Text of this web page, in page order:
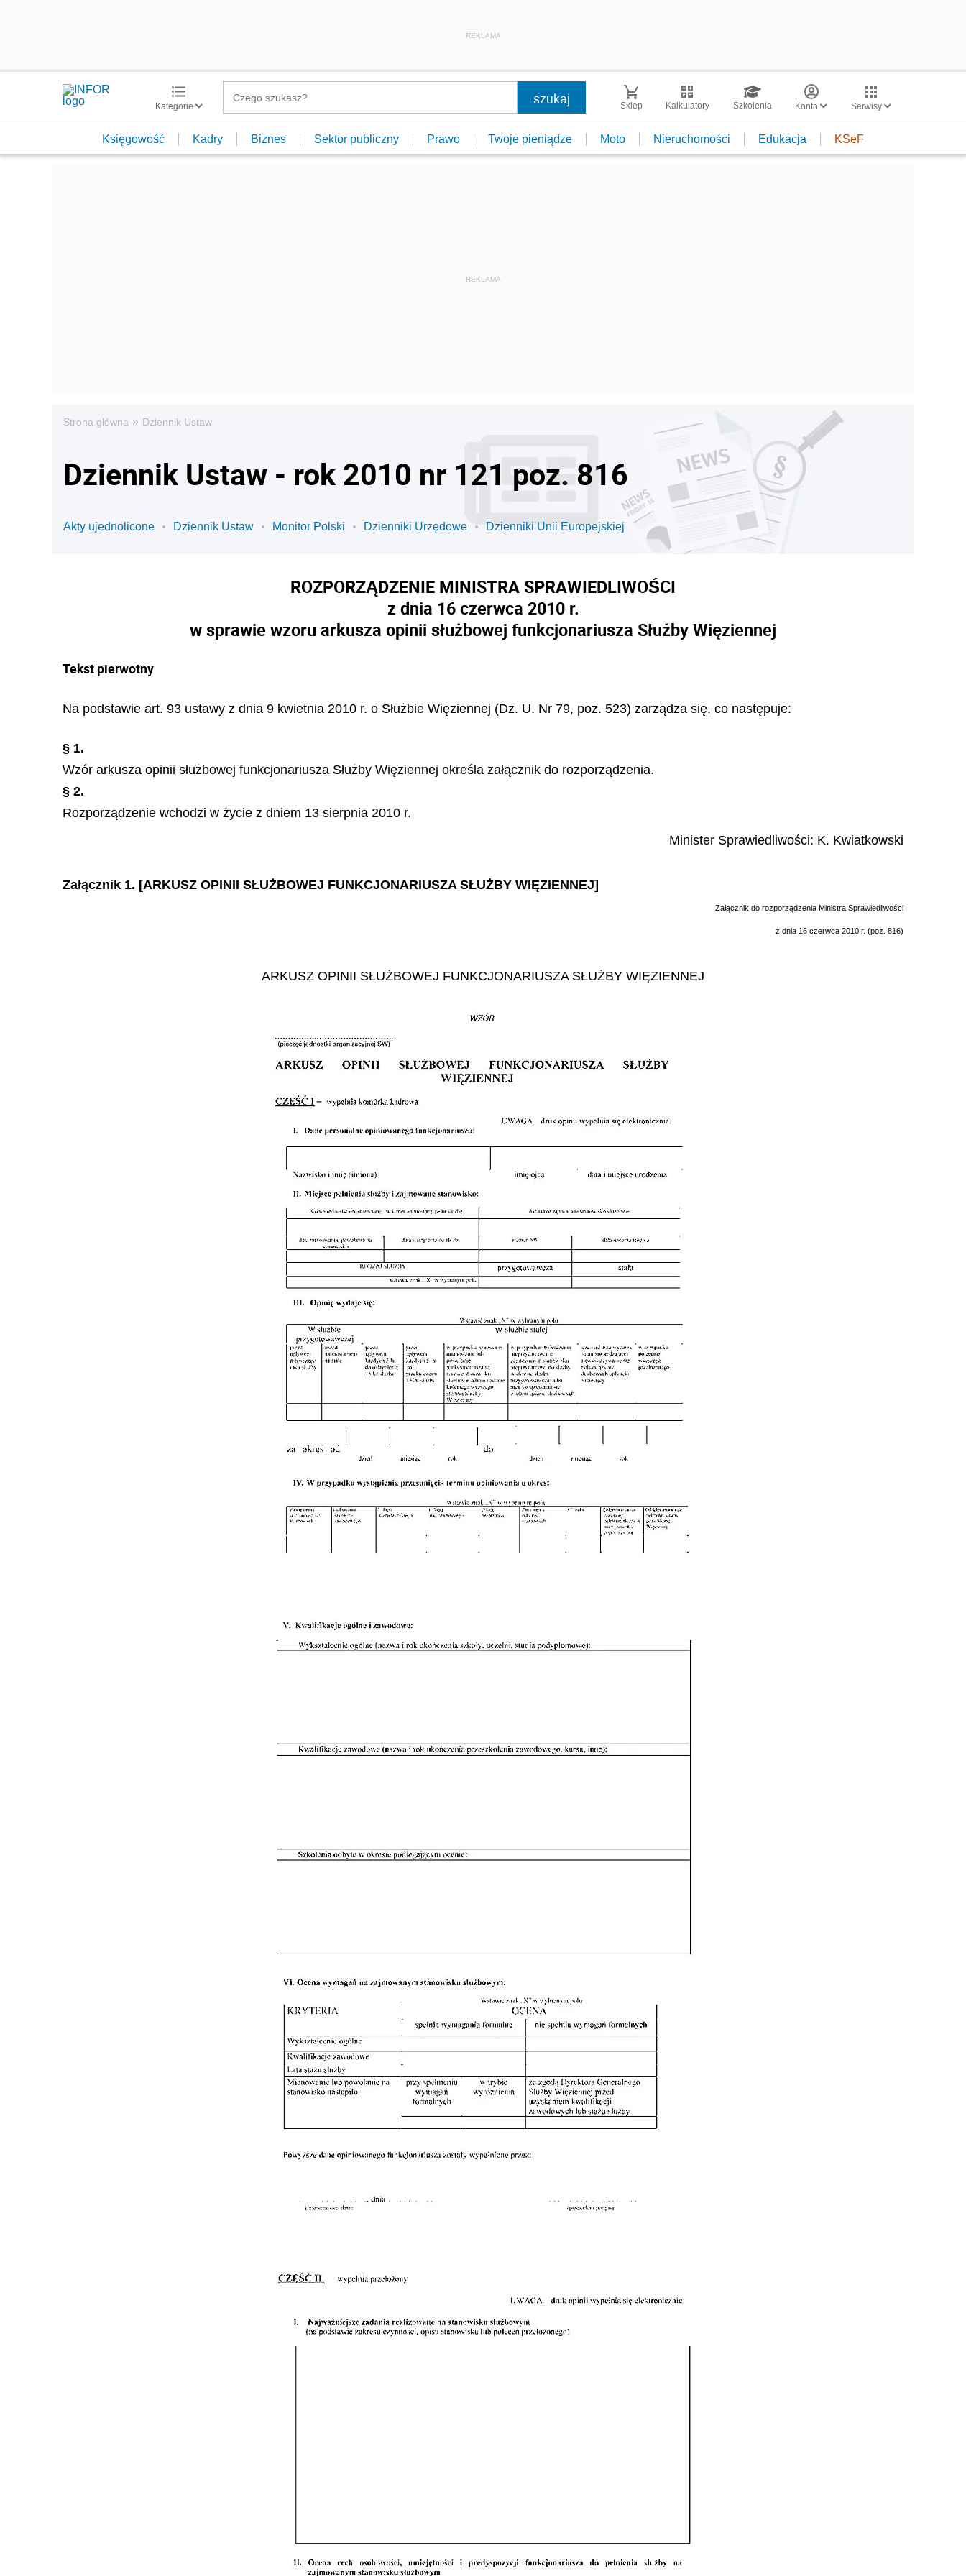
REKLAMA
Kategorie Sklep Kalkulatory Szkolenia Konto Serwisy
Księgowość Kadry Biznes Sektor publiczny Prawo Twoje pieniądze Moto Nieruchomości Edukacja KSeF
Strona główna » Dziennik Ustaw
Dziennik Ustaw - rok 2010 nr 121 poz. 816
Akty ujednolicone Dziennik Ustaw Monitor Polski Dzienniki Urzędowe Dzienniki Unii Europejskiej
ROZPORZĄDZENIE MINISTRA SPRAWIEDLIWOŚCI
z dnia 16 czerwca 2010 r.
w sprawie wzoru arkusza opinii służbowej funkcjonariusza Służby Więziennej
Tekst pierwotny
Na podstawie art. 93 ustawy z dnia 9 kwietnia 2010 r. o Służbie Więziennej (Dz. U. Nr 79, poz. 523) zarządza się, co następuje:
§ 1.
Wzór arkusza opinii służbowej funkcjonariusza Służby Więziennej określa załącznik do rozporządzenia.
§ 2.
Rozporządzenie wchodzi w życie z dniem 13 sierpnia 2010 r.
Minister Sprawiedliwości: K. Kwiatkowski
Załącznik 1. [ARKUSZ OPINII SŁUŻBOWEJ FUNKCJONARIUSZA SŁUŻBY WIĘZIENNEJ]
Załącznik do rozporządzenia Ministra Sprawiedliwości
z dnia 16 czerwca 2010 r. (poz. 816)
ARKUSZ OPINII SŁUŻBOWEJ FUNKCJONARIUSZA SŁUŻBY WIĘZIENNEJ